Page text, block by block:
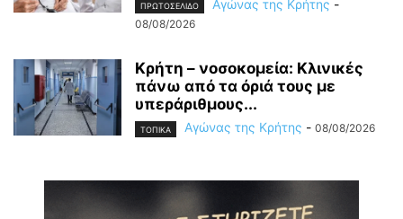
ΠΡΩΤΟΣΕΛΙΔΟ Αγώνας της Κρήτης -
08/08/2026
Κρήτη – νοσοκομεία: Κλινικές
πάνω από τα όριά τους με
υπεράριθμους...
ΤΟΠΙΚΑ Αγώνας της Κρήτης - 08/08/2026